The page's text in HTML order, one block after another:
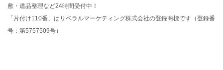
敷・遺品整理など24時間受付中！
「片付け110番」はリベラルマーケティング株式会社の登録商標です（登録番
号：第5757509号）